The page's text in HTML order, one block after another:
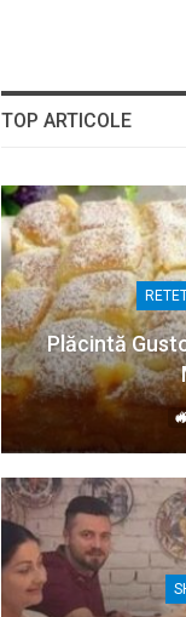
TOP ARTICOLE
Plăcintă